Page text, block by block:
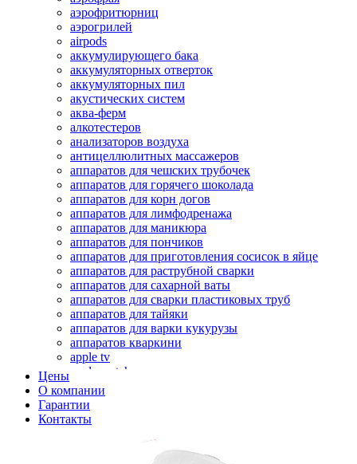
аэрофритюрниц
аэрогрилей
airpods
аккумулирующего бака
аккумуляторных отверток
аккумуляторных пил
акустических систем
аква-ферм
алкотестеров
анализаторов воздуха
антицеллюлитных массажеров
аппаратов для чешских трубочек
аппаратов для горячего шоколада
аппаратов для корн догов
аппаратов для лимфодренажа
аппаратов для маникюра
аппаратов для пончиков
аппаратов для приготовления сосисок в яйце
аппаратов для раструбной сварки
аппаратов для сахарной ваты
аппаратов для сварки пластиковых труб
аппаратов для тайяки
аппаратов для варки кукурузы
аппаратов кваркини
apple tv
apple watch
аромадиффузоров
аромастанций
ароматизаторов воздуха
аудиоплееров
аудиопроцессоров
Цены
О компании
Гарантии
Контакты